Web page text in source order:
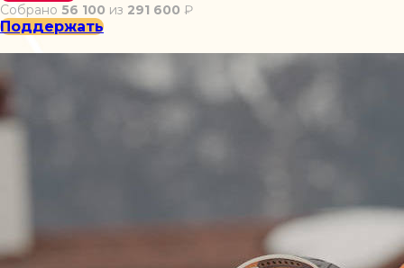
Собрано 56 100 из 291 600 ₽
Поддержать